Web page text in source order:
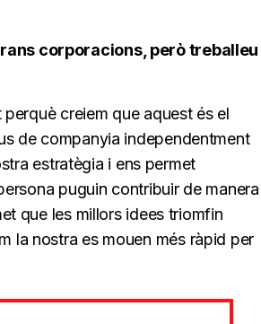
corporacions, però treballeu
creiem que aquest és el
de companyia independentment
estratègia i ens permet
puguin contribuir de manera
que les millors idees triomfin
la nostra es mouen més ràpid per